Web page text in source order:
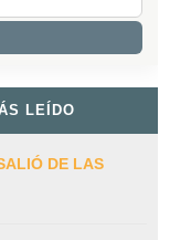
LEÍDO
DE LAS